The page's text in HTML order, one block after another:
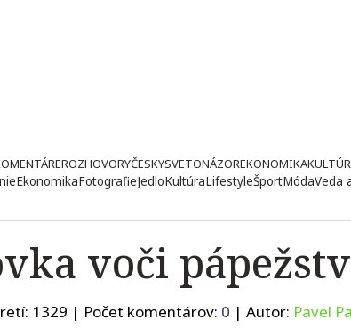
ROZHOVORYČESKYSVETONÁZOREKONOMIKA
EkonomikaFotografieJedloKultúraLifestyleŠportMódaVeda
voči
1329 | Počet komentárov: 0 | Autor: Pavel